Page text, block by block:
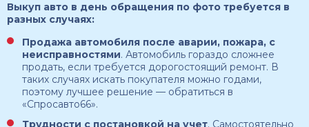
Выкуп авто в день обращения по фото требуется в
разных случаях:
Продажа автомобиля после аварии, пожара, с
неисправностями. Автомобиль гораздо сложнее
продать, если требуется дорогостоящий ремонт. В
таких случаях искать покупателя можно годами,
поэтому лучшее решение — обратиться в
«Спросавто66».
Трудности с постановкой на учет. Самостоятельно